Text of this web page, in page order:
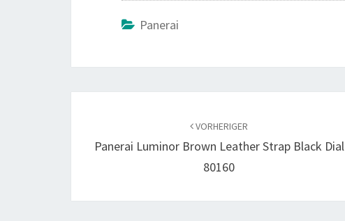
Panerai
VORHERIGER
Panerai Luminor Brown Leather Strap Black Dial
80160